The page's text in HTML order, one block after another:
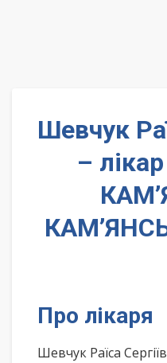
Шевчук
–
Про лікаря
Шевчук Раїса